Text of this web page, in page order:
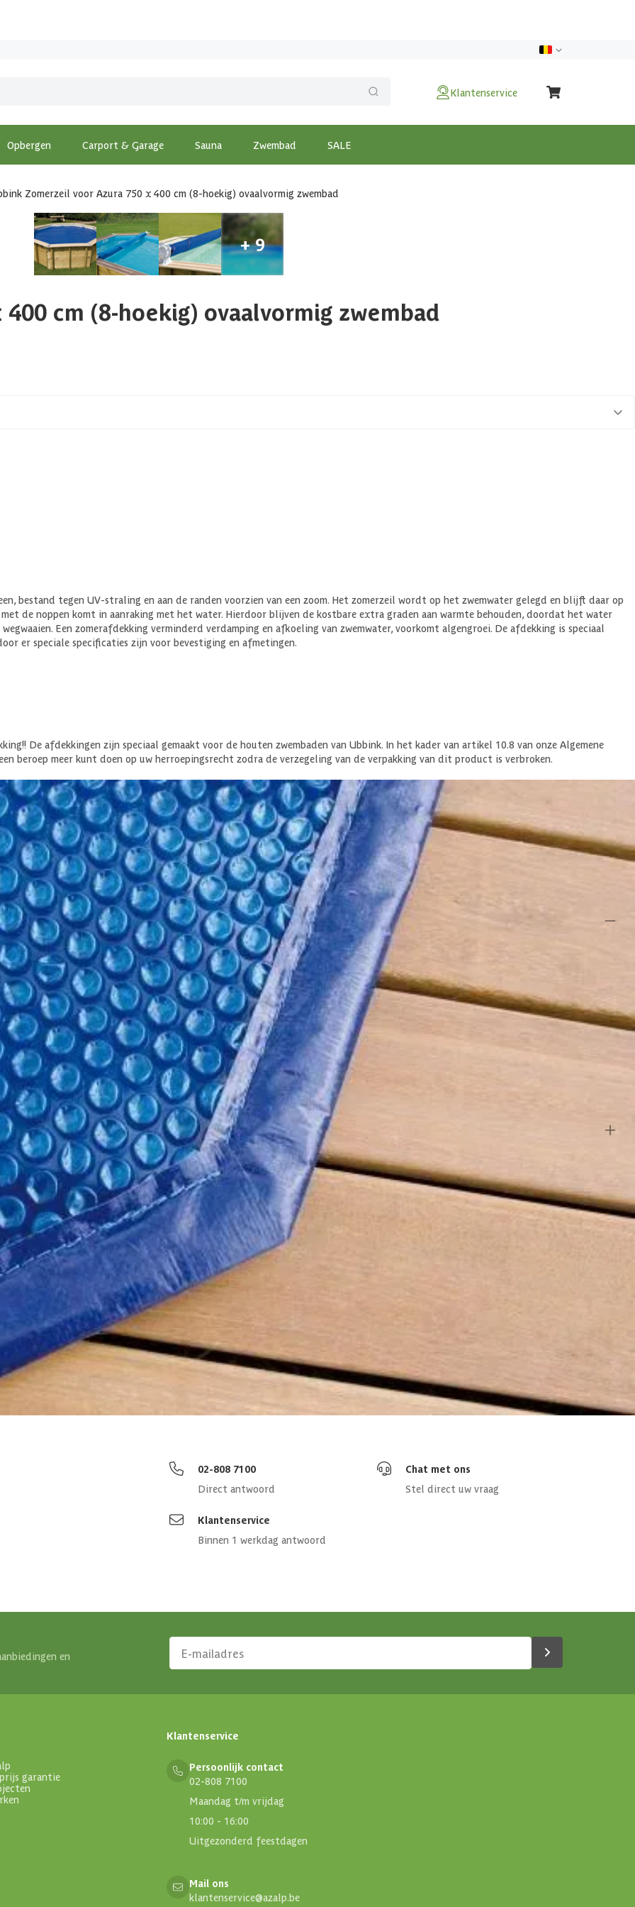
Klantenservice
Opbergen Carport & Garage Sauna Zwembad SALE
Zomerzeil voor Azura 750 x 400 cm (8-hoekig) ovaalvormig zwembad
cm (8-hoekig) ovaalvormig zwembad
bestand tegen UV-straling en aan de randen voorzien van een zoom. Het zomerzeil wordt op het zwemwater gelegd en blijft daar op
de noppen komt in aanraking met het water. Hierdoor blijven de kostbare extra graden aan warmte behouden, doordat het water
Een zomerafdekking verminderd verdamping en afkoeling van zwemwater, voorkomt algengroei. De afdekking is speciaal
er speciale specificaties zijn voor bevestiging en afmetingen.
De afdekkingen zijn speciaal gemaakt voor de houten zwembaden van Ubbink. In het kader van artikel 10.8 van onze Algemene
beroep meer kunt doen op uw herroepingsrecht zodra de verzegeling van de verpakking van dit product is verbroken.
Ubbink
Out of stock
19-171-0043-0
8711465042314
Polyethyleen
Ovaal
prijzen We maken het betaalbaar.
02-808 7100
Direct antwoord
Chat met ons
Stel direct uw vraag
Klantenservice
Binnen 1 werkdag antwoord
en
garantie
Klantenservice
Persoonlijk contact
02-808 7100
Maandag t/m vrijdag
10:00 - 16:00
Uitgezonderd feestdagen
Mail ons
klantenservice@azalp.be